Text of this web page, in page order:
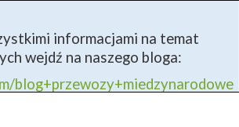
informacjami na temat
wejdź na naszego bloga:
blog+przewozy+miedzynarodowe